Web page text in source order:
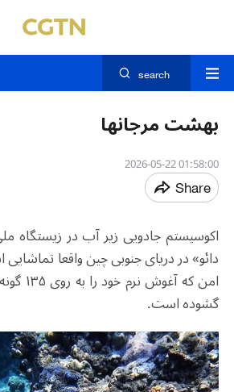
search
بهشت مرجان‎ها
01:58:00 2026-05-22
Share
اکوسیستم جادویی زیر آب در زیستگاه
دائو» در دریای جنوبی چین واقعا
امن که
گشوده است.